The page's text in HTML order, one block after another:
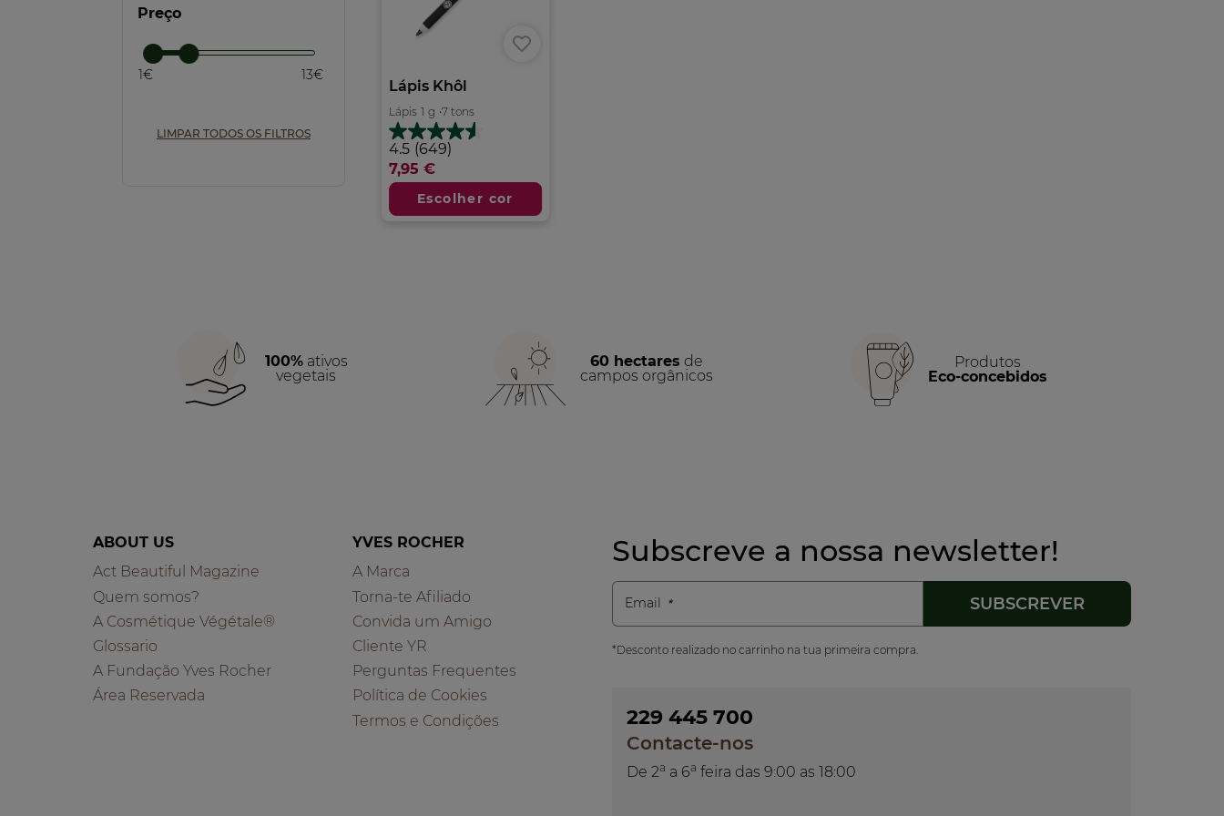
Preço
1€ 13€
LIMPAR TODOS OS FILTROS
Lápis Khôl
Lápis 1 g •7 tons
4.5 (649)
4.5
em
5
estrelas.
649
7,95 €
Escolher cor
100%ativos
vegetais
60 hectares de
campos orgânicos
Produtos
Eco-concebidos
ABOUT US
Act Beautiful Magazine
Quem somos?
A Cosmétique Végétale®
Glossario
A Fundação Yves Rocher
Área Reservada
YVES ROCHER
A Marca
Torna-te Afiliado
Convida um Amigo
Cliente YR
Perguntas Frequentes
Política de Cookies
Termos e Condições
Subscreve a nossa newsletter!
Email
*Desconto realizado no carrinho na tua primeira compra.
229 445 700
Contacte-nos
De 2a a 6a feira das 9:00 as 18:00